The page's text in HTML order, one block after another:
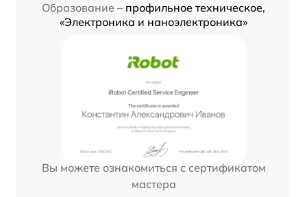
Образование – профильное техническое,
«Электроника и наноэлектроника»
Вы можете ознакомиться с сертификатом
мастера